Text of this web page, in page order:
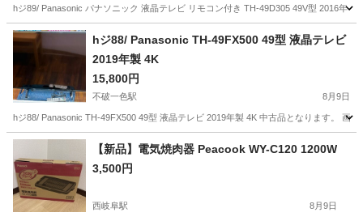
hジ89/ Panasonic パナソニック 液晶テレビ リモコン付き TH-49D305 49V型 2016年
岐阜 羽島市 不破一色駅
hジ88/ Panasonic TH-49FX500 49型 液晶テレビ
2019年製 4K
15,800円
不破一色駅 8月9日
hジ88/ Panasonic TH-49FX500 49型 液晶テレビ 2019年製 4K 中古品となります。 画
岐阜 羽島市 不破一色駅 テレビ
【新品】電気焼肉器 Peacook WY-C120 1200W
3,500円
西岐阜駅 8月9日